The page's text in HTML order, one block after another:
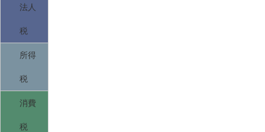
法人
税
所得
税
消費
税